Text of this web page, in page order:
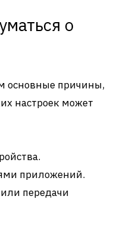
о
основные причины,
настроек может
приложений.
передачи